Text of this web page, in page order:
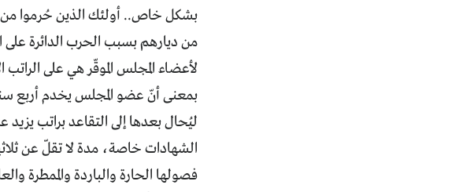
بشكل خاص.. أولئك الذين حُرموا من
من ديارهم بسبب الحرب الدائرة على
لأعضاء المجلس الموقّر هي على
بمعنى أنّ عضو المجلس يخدم أربع
ليُحال بعدها إلى التقاعد براتب